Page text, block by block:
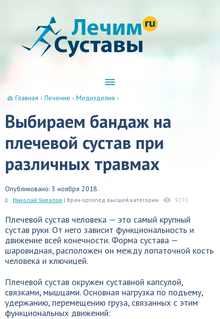
Главная ›Лечение › Медизделия ›
Выбираем бандаж на
плечевой сустав при
различных травмах
Опубликовано: 3 ноября 2018
Николай Чивалов | Врач-ортопед высшей категории 9272
Плечевой сустав человека — это самый крупный
сустав руки. От него зависит функциональность и
движение всей конечности. Форма сустава —
шаровидная, расположен он между лопаточной кость
человека и ключицей.
Плечевой сустав окружен суставной капсулой,
связками, мышцами. Основная нагрузка по подъему,
удержанию, перемещению груза, связанных с этим
функциональных движений: